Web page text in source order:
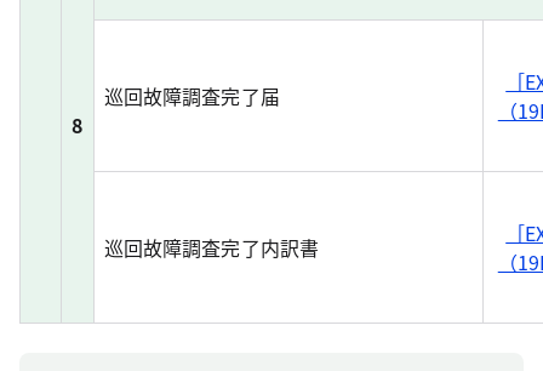
8
巡回故障調査完了届
［
（
巡回故障調査完了内訳書
［
（